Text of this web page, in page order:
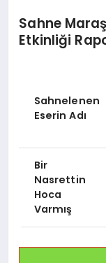
Sahne
Etkinliği
Sahnelenen
Eserin Adı
Bir
Nasrettin
Hoca
Varmış